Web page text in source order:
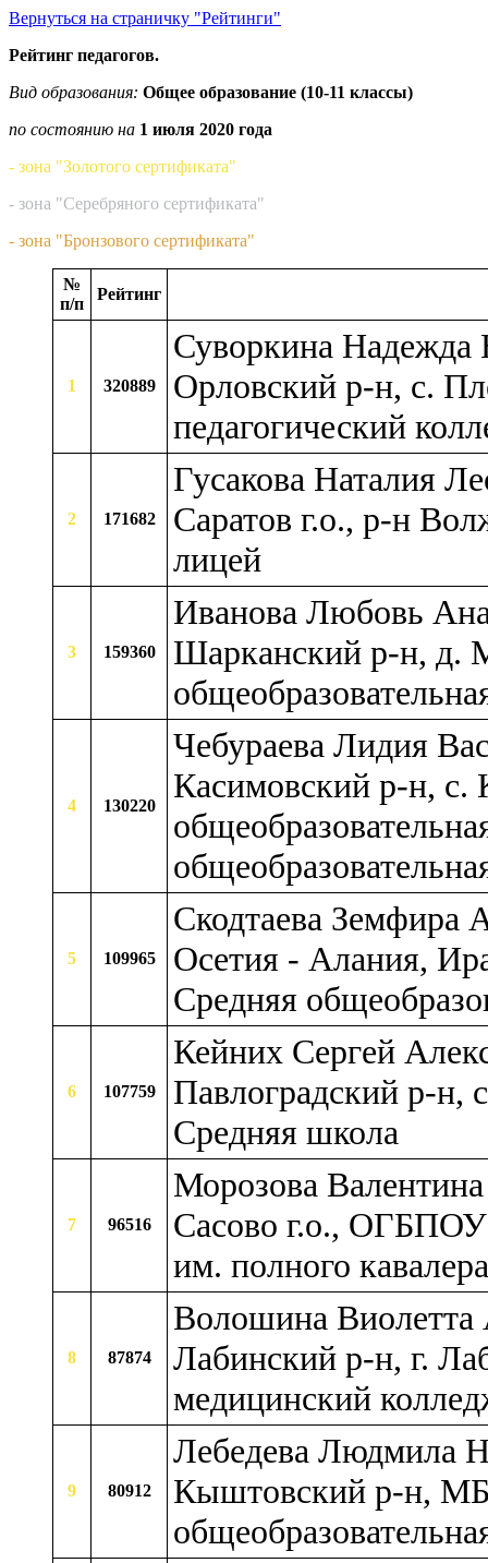
Вернуться на страничку "Рейтинги"
Рейтинг педагогов.
Вид образования: Общее образование (10-11 классы)
по состоянию на 1 июля 2020 года
- зона "Золотого сертификата"
- зона "Серебряного сертификата"
- зона "Бронзового сертификата"
№
п/п
Рейтинг
1 320889
Суворкина Надежда
Орловский р-н, с.
педагогический
2 171682
Гусакова Наталия
Саратов г.о., р-н
лицей
3 159360
Иванова Любовь
Шарканский р-н, д.
4 130220
Чебураева Лидия
Касимовский р-н, с.
5 109965
Скодтаева Земфира
Осетия - Алания,
Средняя
6 107759
Кейних Сергей
Павлоградский р-
Средняя школа
7 96516
Морозова Валентина
Сасово г.о., ОГБПОУ
им. полного
8 87874
Волошина Виолетта
Лабинский р-н, г.
медицинский
9 80912
Лебедева Людмила
Кыштовский р-н,